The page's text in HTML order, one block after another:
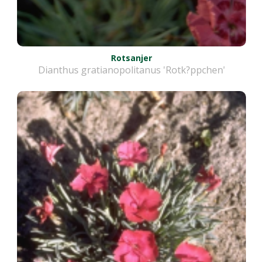
Rotsanjer
Dianthus gratianopolitanus 'Rotk?ppchen'